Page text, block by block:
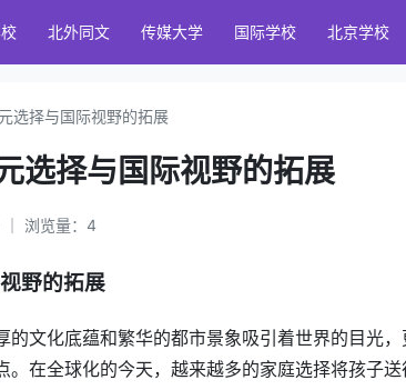
北外同文 传媒大学 国际学校 北京学校
选择与国际视野的拓展
选择与国际视野的拓展
浏览量： 4
野的拓展
文化底蕴和繁华的都市景象吸引着世界的目光
在全球化的今天，越来越多的家庭选择将孩子